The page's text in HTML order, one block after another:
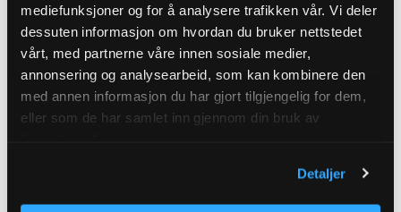
mediefunksjoner og for å analysere trafikken vår. Vi deler
dessuten informasjon om hvordan du bruker nettstedet
vårt, med partnerne våre innen sosiale medier,
annonsering og analysearbeid, som kan kombinere den
med annen informasjon du har gjort tilgjengelig for dem,
eller som de har samlet inn gjennom din bruk av
Detaljer